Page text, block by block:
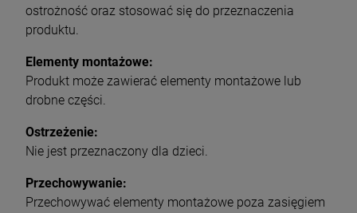
ostrożność oraz stosować się do przeznaczenia
produktu.
Elementy montażowe:
Produkt może zawierać elementy montażowe lub
drobne części.
Ostrzeżenie:
Nie jest przeznaczony dla dzieci.
Przechowywanie:
Przechowywać elementy montażowe poza zasięgiem